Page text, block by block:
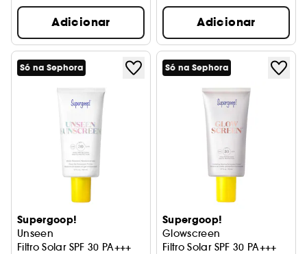
Adicionar Adicionar
Só na Sephora
Supergoop!
Unseen
Filtro Solar SPF 30 PA+++
Só na Sephora
Supergoop!
Glowscreen
Filtro Solar SPF 30 PA+++